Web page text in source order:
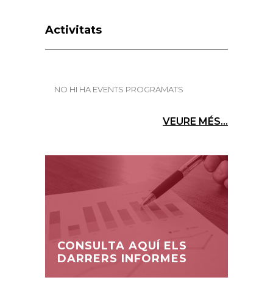
Activitats
NO HI HA EVENTS PROGRAMATS
VEURE MÉS...
CONSULTA AQUÍ ELS
DARRERS INFORMES